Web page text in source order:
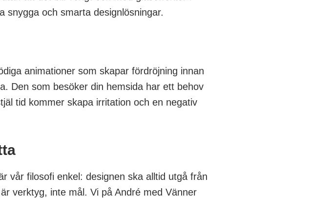
snygga och smarta designlösningar.
animationer som skapar fördröjning innan
Den som besöker din hemsida har ett behov
tid kommer skapa irritation och en negativ
vår filosofi enkel: designen ska alltid utgå från
verktyg, inte mål. Vi på André med Vänner